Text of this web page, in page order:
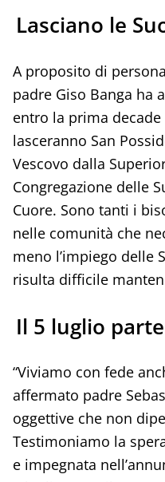
Lasciano le
A proposito di
padre Giso Banga ha
entro la prima
lasceranno San
Vescovo dalla
Congregazione delle
Cuore. Sono tanti i
nelle comunità che
meno l’impiego delle
risulta difficile
Il 5 luglio
“Viviamo con fede
affermato padre
oggettive che non
Testimoniamo la
e impegnata